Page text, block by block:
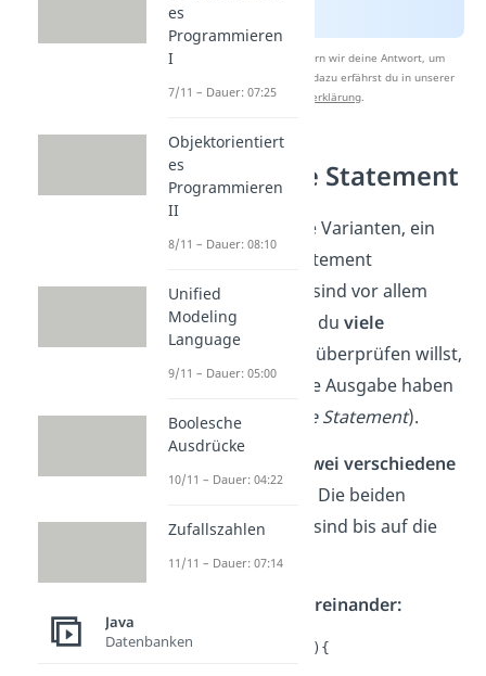
Nach Beantwortung speichern wir deine Antwort, um
Studyflix zu verbessern. Mehr dazu erfährst du in unserer
Datenschutzerklärung.
Multiple Case Statement
Es gibt verschiedene Varianten, ein
Java Switch Case Statement
aufzuschreiben. Sie sind vor allem
dann nützlich, wenn du viele
verschiedene Cases
überprüfen willst,
die teilweise dieselbe Ausgabe haben
sollen (Multiple Case Statement).
zwei verschiedene
aufschreiben: Die beiden
folgenden Beispiele sind bis auf die
Notationidentisch
Mehrere Cases untereinander:
switch (geburtsjahr){
es
Programmieren
I
7/11 – Dauer: 07:25
Objektorientiert
es
Programmieren
II
8/11 – Dauer: 08:10
Unified
Modeling
Language
9/11 – Dauer: 05:00
Boolesche
Ausdrücke
10/11 – Dauer: 04:22
Zufallszahlen
11/11 – Dauer: 07:14
Java
Datenbanken